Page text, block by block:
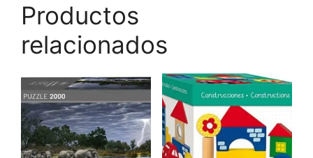
Productos
relacionados